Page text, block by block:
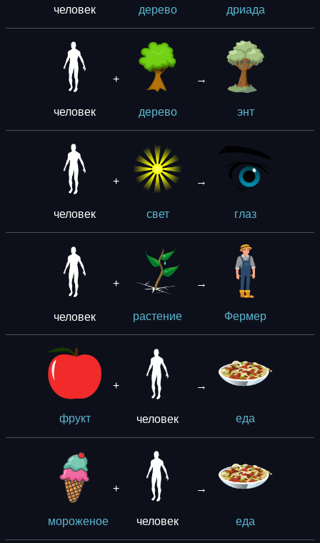
человек дерево дриада
человек
+
дерево
→
энт
человек
+
свет
→
глаз
человек
+
растение
→
Фермер
фрукт
+
человек
→
еда
мороженое
+
человек
→
еда